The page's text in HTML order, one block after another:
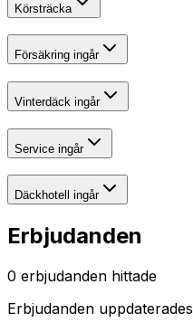
Körsträcka
Försäkring ingår
Vinterdäck ingår
Service ingår
Däckhotell ingår
Erbjudanden
0 erbjudanden hittade
Erbjudanden uppdaterades